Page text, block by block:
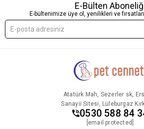
E-Bülten
E-bültenimize üye ol, yenilikleri ve
Atatürk Mah, Sezerler sk,
Sanayii Sitesi, Lüleburgaz
0530 588 84
[email protected]